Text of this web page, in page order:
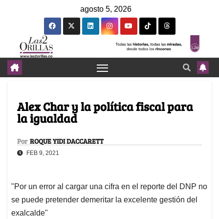
agosto 5, 2026
Alex Char y la política fiscal para
la igualdad
Por ROQUE YIDI DACCARETT
FEB 9, 2021
"Por un error al cargar una cifra en el reporte del DNP no
se puede pretender demeritar la excelente gestión del
exalcalde"